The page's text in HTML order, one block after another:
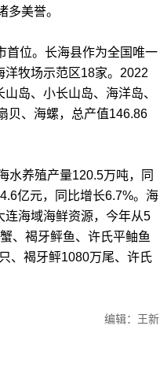
多美誉。
位。长海县作为全国唯一
洋牧场示范区18家。2022
岛、小长山岛、海洋岛、
贝、海螺，总产值146.86
养殖产量120.5万吨，同
亿元，同比增长6.7%。海
连海域海鲜资源，今年从5
、褐牙鲆鱼、许氏平鲉鱼
、褐牙鲆1080万尾、许氏
编辑：王新